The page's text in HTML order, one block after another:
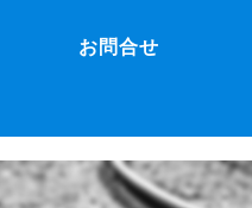
お問合せ